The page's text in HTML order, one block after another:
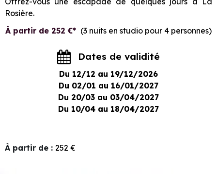
Rosière.
À partir de 252 €* (3 nuits en studio pour 4 personnes)
Dates de validité
Du 12/12 au 19/12/2026
Du 02/01 au 16/01/2027
Du 20/03 au 03/04/2027
Du 10/04 au 18/04/2027
À partir de : 252 €